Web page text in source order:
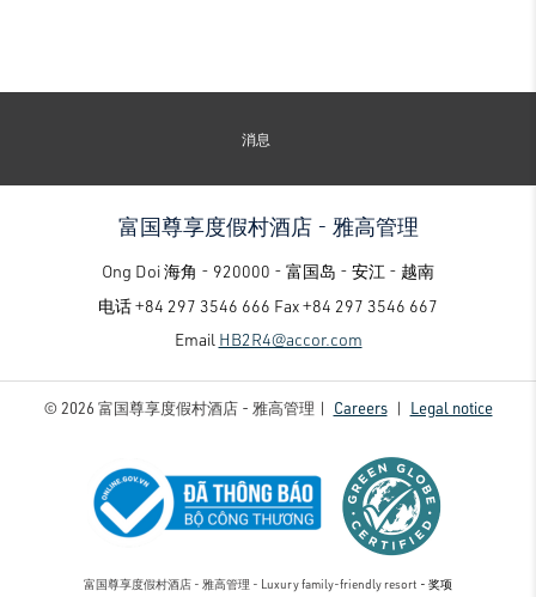
消息
富国尊享度假村酒店 - 雅高管理
Ong Doi 海角 - 920000 - 富国岛 - 安江 - 越南
电话+84 297 3546 666 Fax+84 297 3546 667
Email HB2R4@accor.com
© 2026 富国尊享度假村酒店 - 雅高管理 | Careers| Legal notice
富国尊享度假村酒店 - 雅高管理 - Luxury family-friendly resort - 奖项